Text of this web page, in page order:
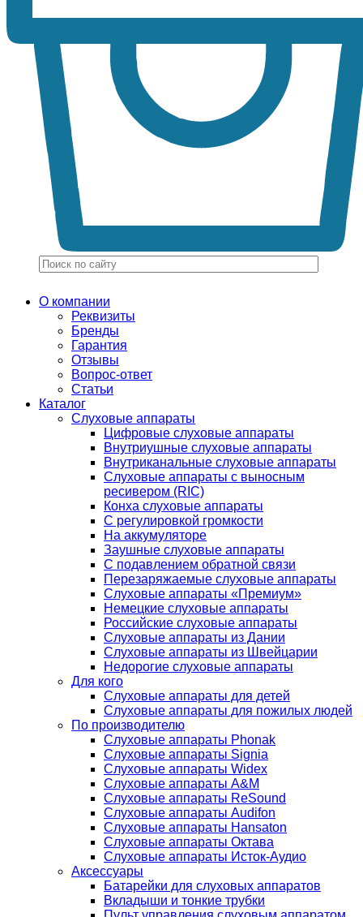
О компании
Реквизиты
Бренды
Гарантия
Отзывы
Вопрос-ответ
Статьи
Каталог
Слуховые аппараты
Цифровые слуховые аппараты
Внутриушные слуховые аппараты
Внутриканальные слуховые аппараты
Слуховые аппараты с выносным
ресивером (RIC)
Конха слуховые аппараты
С регулировкой громкости
На аккумуляторе
Заушные слуховые аппараты
C подавлением обратной связи
Перезаряжаемые слуховые аппараты
Слуховые аппараты «Премиум»
Немецкие слуховые аппараты
Российские слуховые аппараты
Слуховые аппараты из Дании
Слуховые аппараты из Швейцарии
Недорогие слуховые аппараты
Для кого
Слуховые аппараты для детей
Слуховые аппараты для пожилых людей
По производителю
Слуховые аппараты Phonak
Слуховые аппараты Signia
Слуховые аппараты Widex
Слуховые аппараты A&M
Слуховые аппараты ReSound
Слуховые аппараты Audifon
Слуховые аппараты Hansaton
Слуховые аппараты Октава
Слуховые аппараты Исток-Аудио
Аксессуары
Батарейки для слуховых аппаратов
Вкладыши и тонкие трубки